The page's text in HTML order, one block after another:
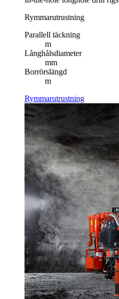
Rymmarutrustning
Parallell täckning
m
Långhålsdiameter
mm
Borrörslängd
m
Rymmarutrustning